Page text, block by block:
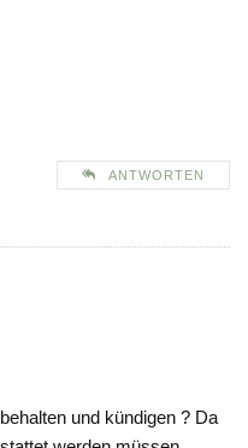
ANTWORTEN
und kündigen ? Da